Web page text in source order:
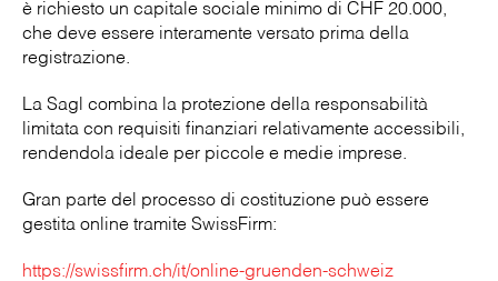
è richiesto un capitale sociale minimo di CHF 20.000,
che deve essere interamente versato prima della
registrazione.
La Sagl combina la protezione della responsabilità
limitata con requisiti finanziari relativamente accessibili,
rendendola ideale per piccole e medie imprese.
Gran parte del processo di costituzione può essere
gestita online tramite SwissFirm:
https://swissfirm.ch/it/online-gruenden-schweiz